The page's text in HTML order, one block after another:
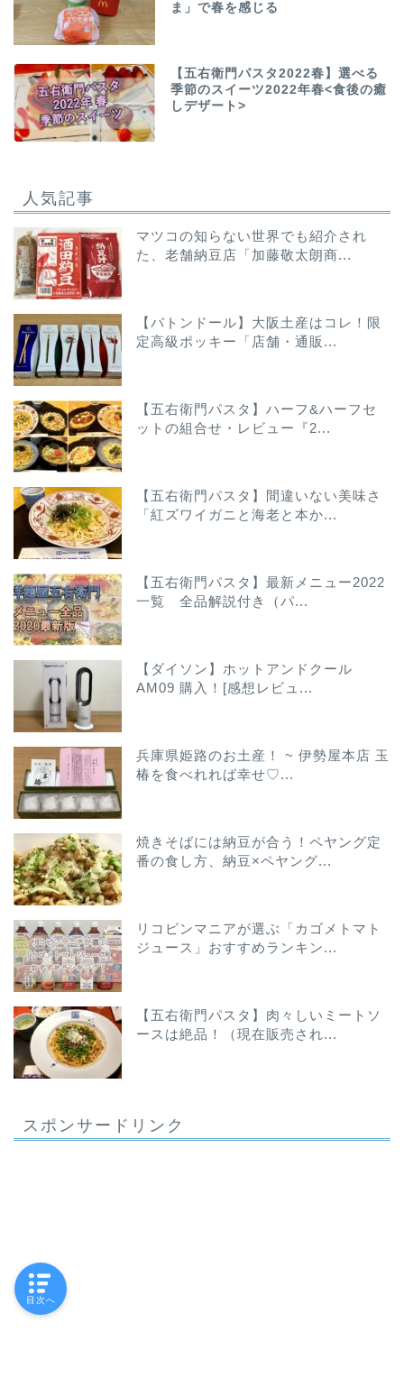
ま」で春を感じる
【五右衛門パスタ2022春】選べる
季節のスイーツ2022年春<食後の癒
しデザート>
人気記事
マツコの知らない世界でも紹介され
た、老舗納豆店「加藤敬太朗商...
【バトンドール】大阪土産はコレ！限
定高級ポッキー「店舗・通販...
【五右衛門パスタ】ハーフ&ハーフセ
ットの組合せ・レビュー『2...
【五右衛門パスタ】間違いない美味さ
「紅ズワイガニと海老と本か...
【五右衛門パスタ】最新メニュー2022
一覧 全品解説付き（パ...
【ダイソン】ホットアンドクール
AM09 購入！[感想レビュ...
兵庫県姫路のお土産！ ~ 伊勢屋本店 玉
椿を食べれれば幸せ♡...
焼きそばには納豆が合う！ペヤング定
番の食し方、納豆×ペヤング...
リコピンマニアが選ぶ「カゴメトマト
ジュース」おすすめランキン...
【五右衛門パスタ】肉々しいミートソ
ースは絶品！（現在販売され...
スポンサードリンク
目次へ